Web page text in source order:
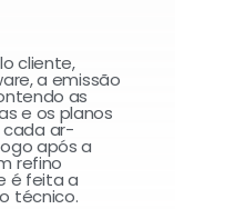
cliente,
a emissão
as
e os planos
ar-
após a
refino
é feita a
técnico.